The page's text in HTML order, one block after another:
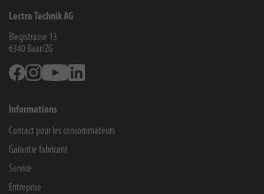
Lectra Technik AG
Blegistrasse 13
6340 Baar/ZG
FacebookInstagramYoutube
Informations
Contact pour les consommateurs
Garantie fabricant
Service
Entreprise